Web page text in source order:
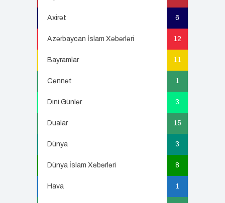
Axirət 6
Azərbaycan İslam Xəbərləri 12
Bayramlar 11
Cənnət 1
Dini Günlər 3
Dualar 15
Dünya 3
Dünya İslam Xəbərləri 8
Hava 1